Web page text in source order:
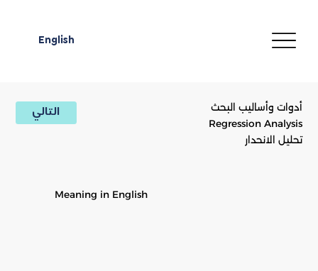
English
التالي
Regression Analysis
تحليل الانحدار
أدوات وأساليب البحث
Meaning in English